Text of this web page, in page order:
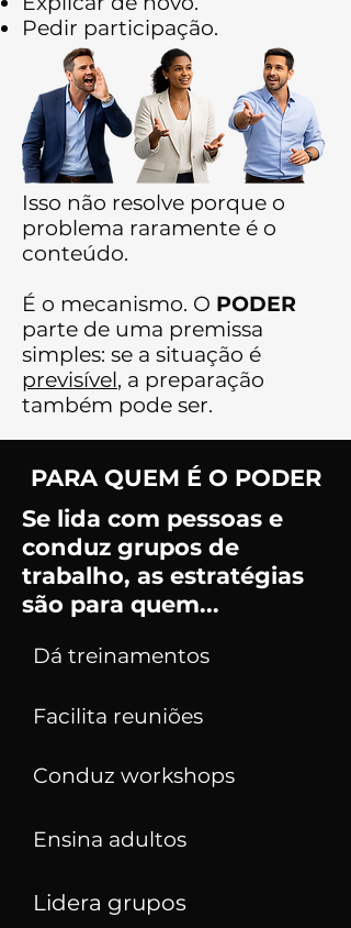
Pedir participação.
Isso não resolve porque o
problema raramente é o
conteúdo.
É o mecanismo. O PODER
parte de uma premissa
simples: se a situação é
previsível, a preparação
também pode ser.
PARA QUEM É O PODER
Se lida com pessoas e
conduz grupos de
trabalho, as estratégias
são para quem...
Dá treinamentos
Facilita reuniões
Conduz workshops
Ensina adultos
Lidera grupos